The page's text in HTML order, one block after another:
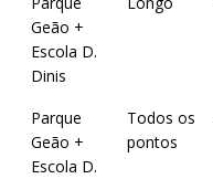
Geão +
Escola D.
Dinis
Parque
Geão +
Escola D.
Todos os
pontos